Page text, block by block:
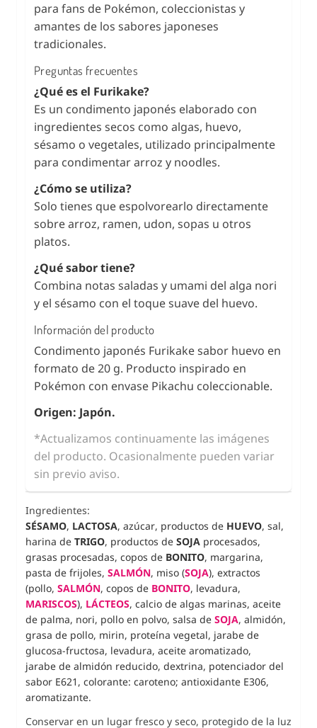
para fans de Pokémon, coleccionistas y
amantes de los sabores japoneses
tradicionales.
Preguntas frecuentes
¿Qué es el Furikake?
Es un condimento japonés elaborado con
ingredientes secos como algas, huevo,
sésamo o vegetales, utilizado principalmente
para condimentar arroz y noodles.
¿Cómo se utiliza?
Solo tienes que espolvorearlo directamente
sobre arroz, ramen, udon, sopas u otros
platos.
¿Qué sabor tiene?
Combina notas saladas y umami del alga nori
y el sésamo con el toque suave del huevo.
Información del producto
Condimento japonés Furikake sabor huevo en
formato de 20 g. Producto inspirado en
Pokémon con envase Pikachu coleccionable.
Origen: Japón.
*Actualizamos continuamente las imágenes
del producto. Ocasionalmente pueden variar
sin previo aviso.
Ingredientes:
SÉSAMO, LACTOSA, azúcar, productos de HUEVO, sal,
harina de TRIGO, productos de SOJA procesados,
grasas procesadas, copos de BONITO, margarina,
pasta de frijoles, SALMÓN, miso (SOJA), extractos
(pollo, SALMÓN, copos de BONITO, levadura,
MARISCOS), LÁCTEOS, calcio de algas marinas, aceite
de palma, nori, pollo en polvo, salsa de SOJA, almidón,
grasa de pollo, mirin, proteína vegetal, jarabe de
glucosa-fructosa, levadura, aceite aromatizado,
jarabe de almidón reducido, dextrina, potenciador del
sabor E621, colorante: caroteno; antioxidante E306,
aromatizante.
Conservar en un lugar fresco y seco, protegido de la luz